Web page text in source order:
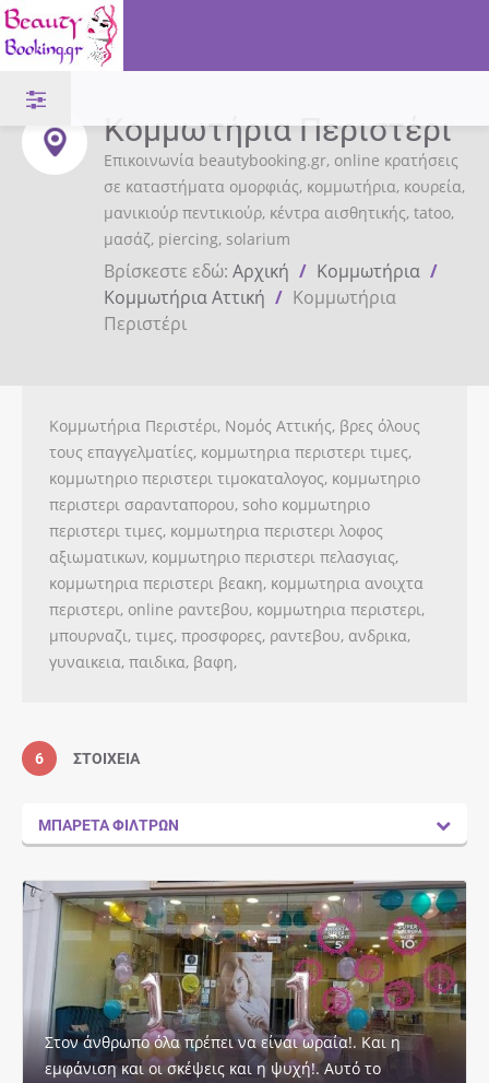
Κομμωτήρια Περιστέρι
Επικοινωνία beautybooking.gr, online κρατήσεις
σε καταστήματα ομορφιάς, κομμωτήρια, κουρεία,
μανικιούρ πεντικιούρ, κέντρα αισθητικής, tatoo,
μασάζ, piercing, solarium
Βρίσκεστε εδώ: Αρχική / Κομμωτήρια /
Κομμωτήρια Αττική / Κομμωτήρια
Περιστέρι
Κομμωτήρια Περιστέρι, Νομός Αττικής, βρες όλους
τους επαγγελματίες, κομμωτηρια περιστερι τιμες,
κομμωτηριο περιστερι τιμοκαταλογος, κομμωτηριο
περιστερι σαρανταπορου, soho κομμωτηριο
περιστερι τιμες, κομμωτηρια περιστερι λοφος
αξιωματικων, κομμωτηριο περιστερι πελασγιας,
κομμωτηρια περιστερι βεακη, κομμωτηρια ανοιχτα
περιστερι, online ραντεβου, κομμωτηρια περιστερι,
μπουρναζι, τιμες, προσφορες, ραντεβου, ανδρικα,
γυναικεια, παιδικα, βαφη,
6 ΣΤΟΙΧΕΊΑ
ΜΠΑΡΈΤΑ ΦΊΛΤΡΩΝ
Στον άνθρωπο όλα πρέπει να είναι ωραία!. Και η
εμφάνιση και οι σκέψεις και η ψυχή!. Αυτό το